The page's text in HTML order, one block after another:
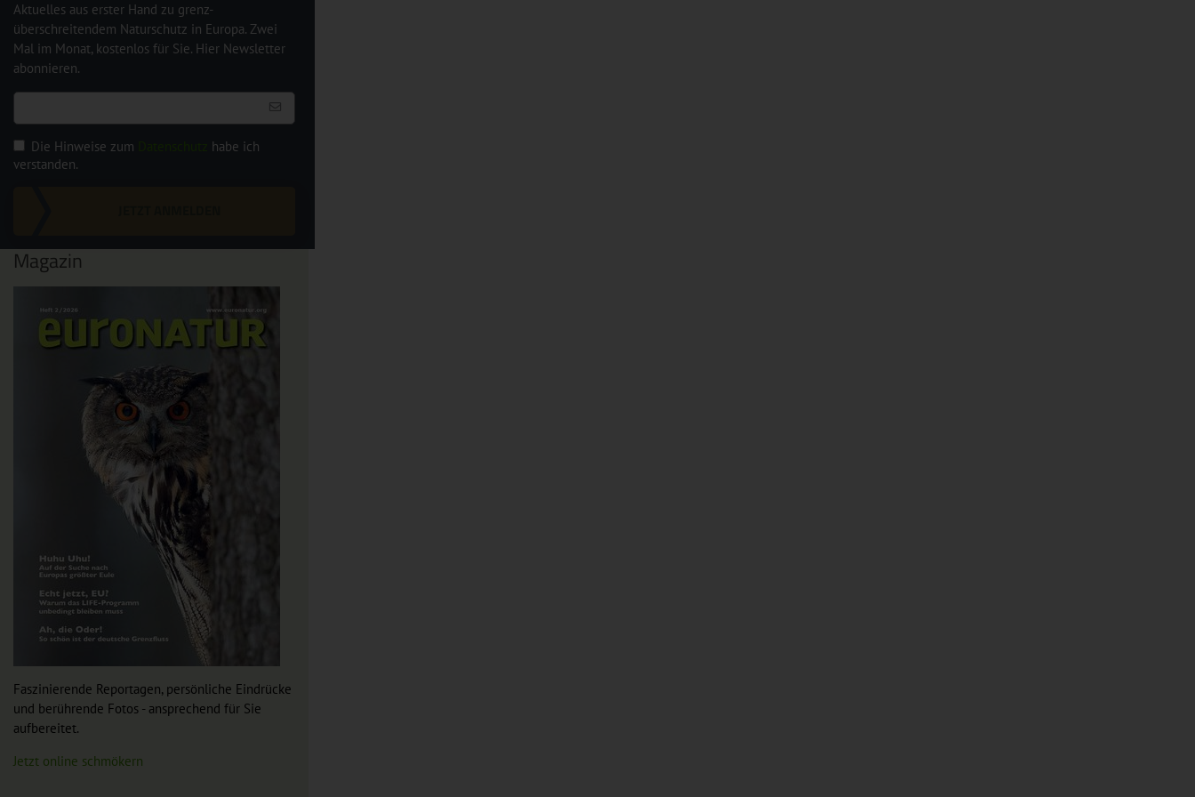
Aktuelles aus erster Hand zu grenz-
überschreitendem Naturschutz in Europa. Zwei
Mal im Monat, kostenlos für Sie. Hier Newsletter
abonnieren.
Die Hinweise zum
habe ich
verstanden.
Magazin
Faszinierende Reportagen, persönliche Eindrücke
und berührende Fotos - ansprechend für Sie
aufbereitet.
Jetzt online schmökern